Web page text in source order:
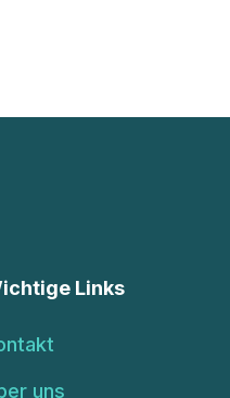
Links
uns